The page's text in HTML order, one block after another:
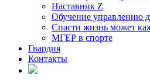
Наставник Z
Обучение управлению
Спасти жизнь может
МГЕР в спорте
Гвардия
Контакты